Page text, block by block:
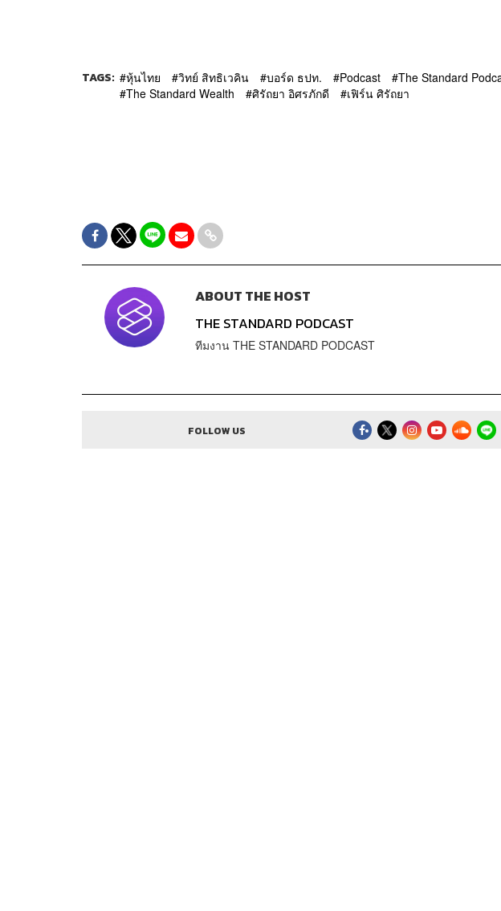
TAGS: หุ้นไทย วิทย์ สิทธิเวคิน บอร์ด ธปท. Podcast The Standard
The Standard Wealth
ศิรัถยา อิศรภักดี เฟิร์น ศิรัถยา
ABOUT THE HOST
THE STANDARD PODCAST
ทีมงาน THE STANDARD PODCAST
FOLLOW US